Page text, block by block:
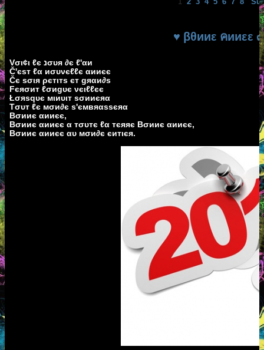
♥ βθииε คииεε
Vσι¢ι ℓє נσυя ∂є ℓ'αи
Č'єѕт ℓα иσυνєℓℓє αииєє
Čє ѕσιя ρєтιтѕ єт gяαи∂ѕ
Fєяσит ℓσиgυє νєιℓℓєє
Łσяѕqυє мιиυιт ѕσииєяα
Tσυт ℓє мσи∂є ѕ'ємвяαѕѕєяα
Bσииє αииєє,
Bσииє αииєє α тσυтє ℓα тєяяє Bσииє αииєє,
Bσииє αииєє αυ мσи∂є єитιєя.